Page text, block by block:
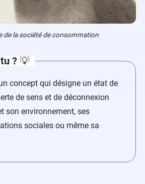
de la société de consommation
?💡
concept qui désigne un état de
de sens et de déconnexion
son environnement, ses
sociales ou même sa